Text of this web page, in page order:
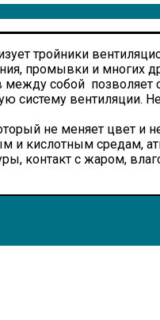
тройники
промывки и многих
собой
систему вентиляции.
не меняет цвет
и кислотным средам,
контакт с жаром,